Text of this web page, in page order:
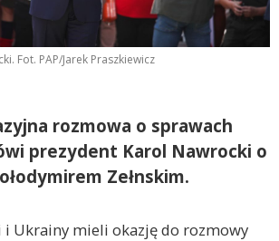
Fot. PAP/Jarek Praszkiewicz
rozmowa o sprawach
prezydent Karol Nawrocki o
Zełnskim.
i Ukrainy mieli okazję do rozmowy